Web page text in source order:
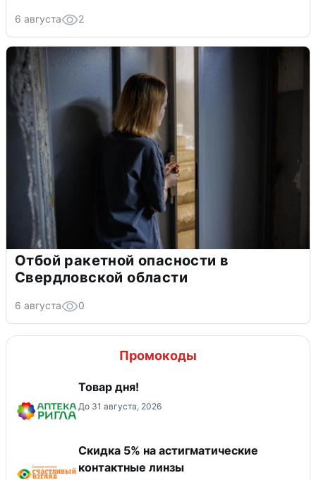
6 августа 2
Отбой ракетной опасности в
Свердловской области
6 августа 0
Промокоды
Товар дня!
До 31 августа, 2026
Скидка 5% на астигматические
контактные линзы